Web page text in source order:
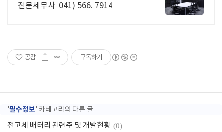
전문세무사. 041) 566. 7914
공감 구독하기
'필수정보' 카테고리의 다른 글
전고체 배터리 관련주 및 개발현황 (0)